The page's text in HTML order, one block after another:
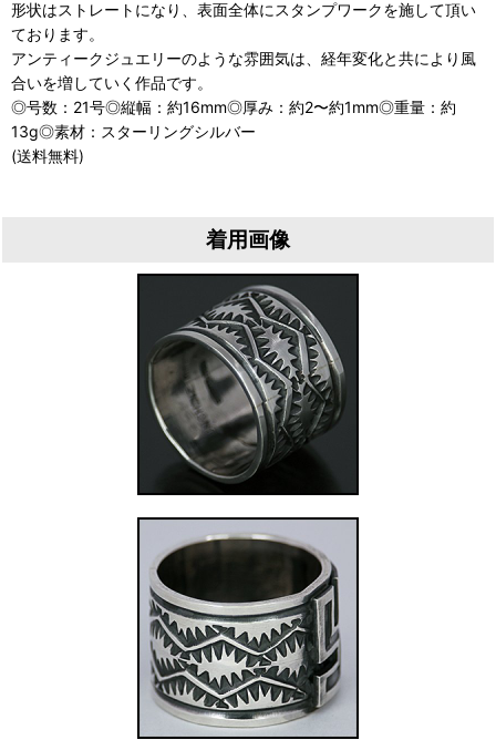
形状はストレートになり、表面全体にスタンプワークを施して頂い
ております。
アンティークジュエリーのような雰囲気は、経年変化と共により風
合いを増していく作品です。
◎号数：21号◎縦幅：約16mm◎厚み：約2〜約1mm◎重量：約
13g◎素材：スターリングシルバー
(送料無料)
着用画像